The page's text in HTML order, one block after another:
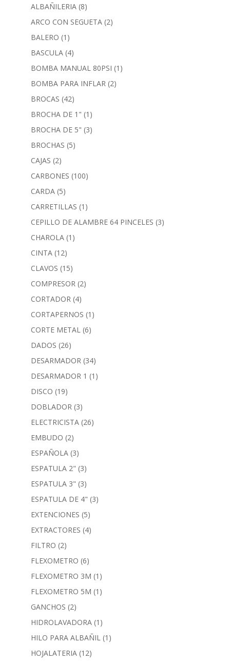
ALBAÑILERIA (8)
ARCO CON SEGUETA (2)
BALERO (1)
BASCULA (4)
BOMBA MANUAL 80PSI (1)
BOMBA PARA INFLAR (2)
BROCAS (42)
BROCHA DE 1" (1)
BROCHA DE 5" (3)
BROCHAS (5)
CAJAS (2)
CARBONES (100)
CARDA (5)
CARRETILLAS (1)
CEPILLO DE ALAMBRE 64 PINCELES (3)
CHAROLA (1)
CINTA (12)
CLAVOS (15)
COMPRESOR (2)
CORTADOR (4)
CORTAPERNOS (1)
CORTE METAL (6)
DADOS (26)
DESARMADOR (34)
DESARMADOR 1 (1)
DISCO (19)
DOBLADOR (3)
ELECTRICISTA (26)
EMBUDO (2)
ESPAÑOLA (3)
ESPATULA 2" (3)
ESPATULA 3" (3)
ESPATULA DE 4" (3)
EXTENCIONES (5)
EXTRACTORES (4)
FILTRO (2)
FLEXOMETRO (6)
FLEXOMETRO 3M (1)
FLEXOMETRO 5M (1)
GANCHOS (2)
HIDROLAVADORA (1)
HILO PARA ALBAÑIL (1)
HOJALATERIA (12)